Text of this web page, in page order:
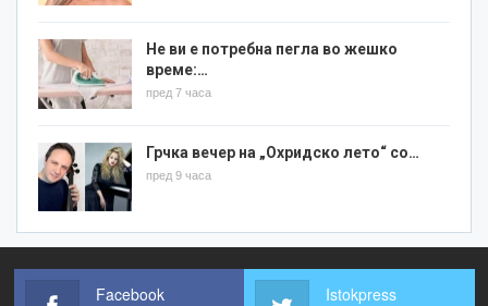
Не ви е потребна пегла во жешко
време:…
пред 7 часа
Грчка вечер на „Охридско лето“ со…
пред 9 часа
Facebook Istokpress